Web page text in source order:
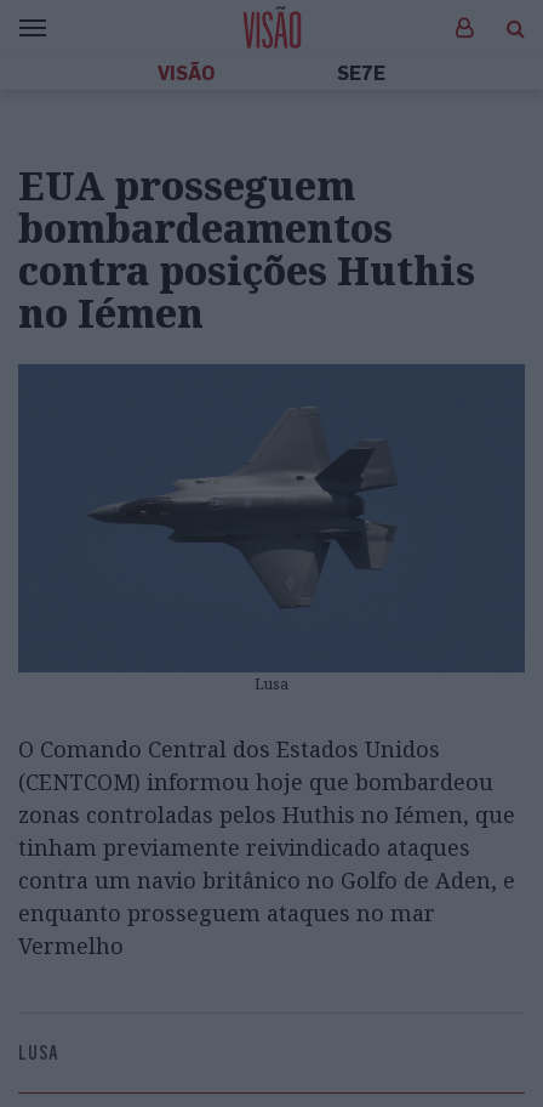
VISÃO SE7E
EUA prosseguem
bombardeamentos
contra posições Huthis
no Iémen
Lusa
O Comando Central dos Estados Unidos
(CENTCOM) informou hoje que bombardeou
zonas controladas pelos Huthis no Iémen, que
tinham previamente reivindicado ataques
contra um navio britânico no Golfo de Aden, e
enquanto prosseguem ataques no mar
Vermelho
LUSA